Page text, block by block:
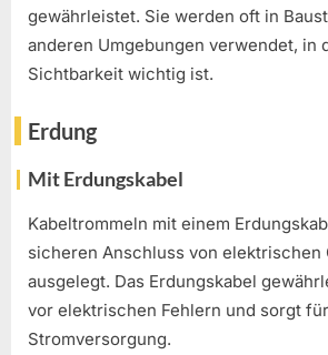
gewährleistet. Sie werden oft in
anderen Umgebungen verwendet, in
Sichtbarkeit wichtig ist.
Erdung
Mit Erdungskabel
Kabeltrommeln mit einem
sicheren Anschluss von elektrischen
ausgelegt. Das Erdungskabel
vor elektrischen Fehlern und sorgt
Stromversorgung.